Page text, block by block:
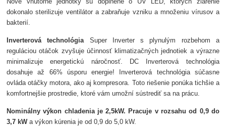
dokonalo sterilizuje ventilátor a zabraňuje vzniku a množeniu vírusov a
bakterií.
Inverterová technológia Super Inverter s plynulým rozbehom a
reguláciou otáčok zvyšuje účinnosť klimatizačných jednotiek a výrazne
minimalizuje energetickú náročnosť. DC Inverterová technológia
dosahuje až 66% úsporu energie! Inverterová technológia súčasne
ovláda otáčky motora, ako aj kompresora. Toto riešenie ponúka tichšie a
komfortnejšie prostredie, ktoré vám umožní sústrediť sa na prácu.
Nominálny výkon chladenia je 2,5kW. Pracuje v rozsahu od 0,9 do
3,7 kWa výkon kúrenia je od 0,9 do 5,0 kW.